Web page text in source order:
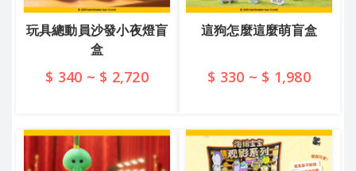
玩具總動員沙發小夜燈盲
盒
$ 340 ~ $ 2,720
這狗怎麼這麼萌盲盒
$ 330 ~ $ 1,980